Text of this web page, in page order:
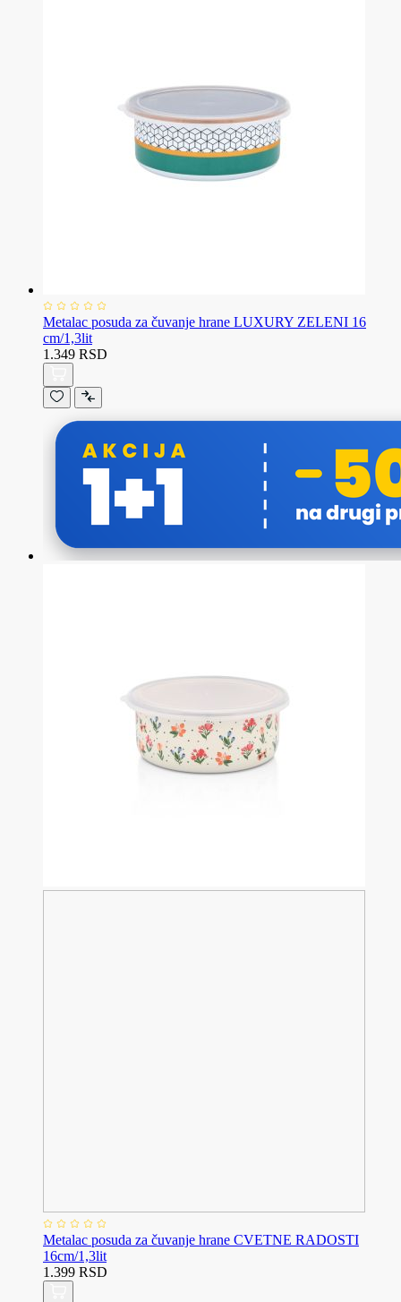
Metalac posuda za čuvanje hrane LUXURY ZELENI 16
cm/1,3lit
1.349 RSD
Metalac posuda za čuvanje hrane CVETNE RADOSTI
16cm/1,3lit
1.399 RSD